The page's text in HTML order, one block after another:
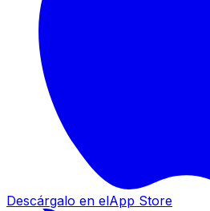
Descárgalo en elApp Store